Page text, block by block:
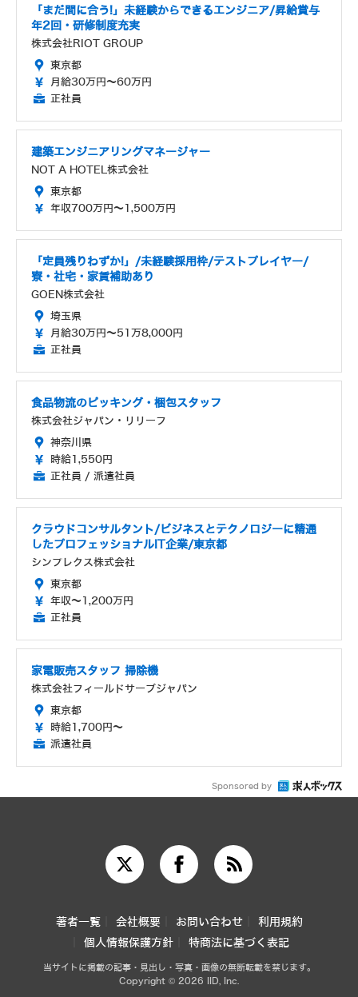
「まだ間に合う!」未経験からできるエンジニア/昇給賞与
年2回・研修制度充実
株式会社RIOT GROUP
東京都
月給30万円～60万円
正社員
建築エンジニアリングマネージャー
NOT A HOTEL株式会社
東京都
年収700万円～1,500万円
「定員残りわずか!」/未経験採用枠/テストプレイヤー/
寮・社宅・家賃補助あり
GOEN株式会社
埼玉県
月給30万円～51万8,000円
正社員
食品物流のピッキング・梱包スタッフ
株式会社ジャパン・リリーフ
神奈川県
時給1,550円
正社員 / 派遣社員
クラウドコンサルタント/ビジネスとテクノロジーに精通
したプロフェッショナルIT企業/東京都
シンプレクス株式会社
東京都
年収～1,200万円
正社員
家電販売スタッフ 掃除機
株式会社フィールドサーブジャパン
東京都
時給1,700円～
派遣社員
Sponsored by
著者一覧 会社概要 お問い合わせ
利用規約
個人情報保護方針
特商法に基づく表記
当サイトに掲載の記事・見出し・写真・画像の無断転載を禁じます。
Copyright © 2026 IID, Inc.